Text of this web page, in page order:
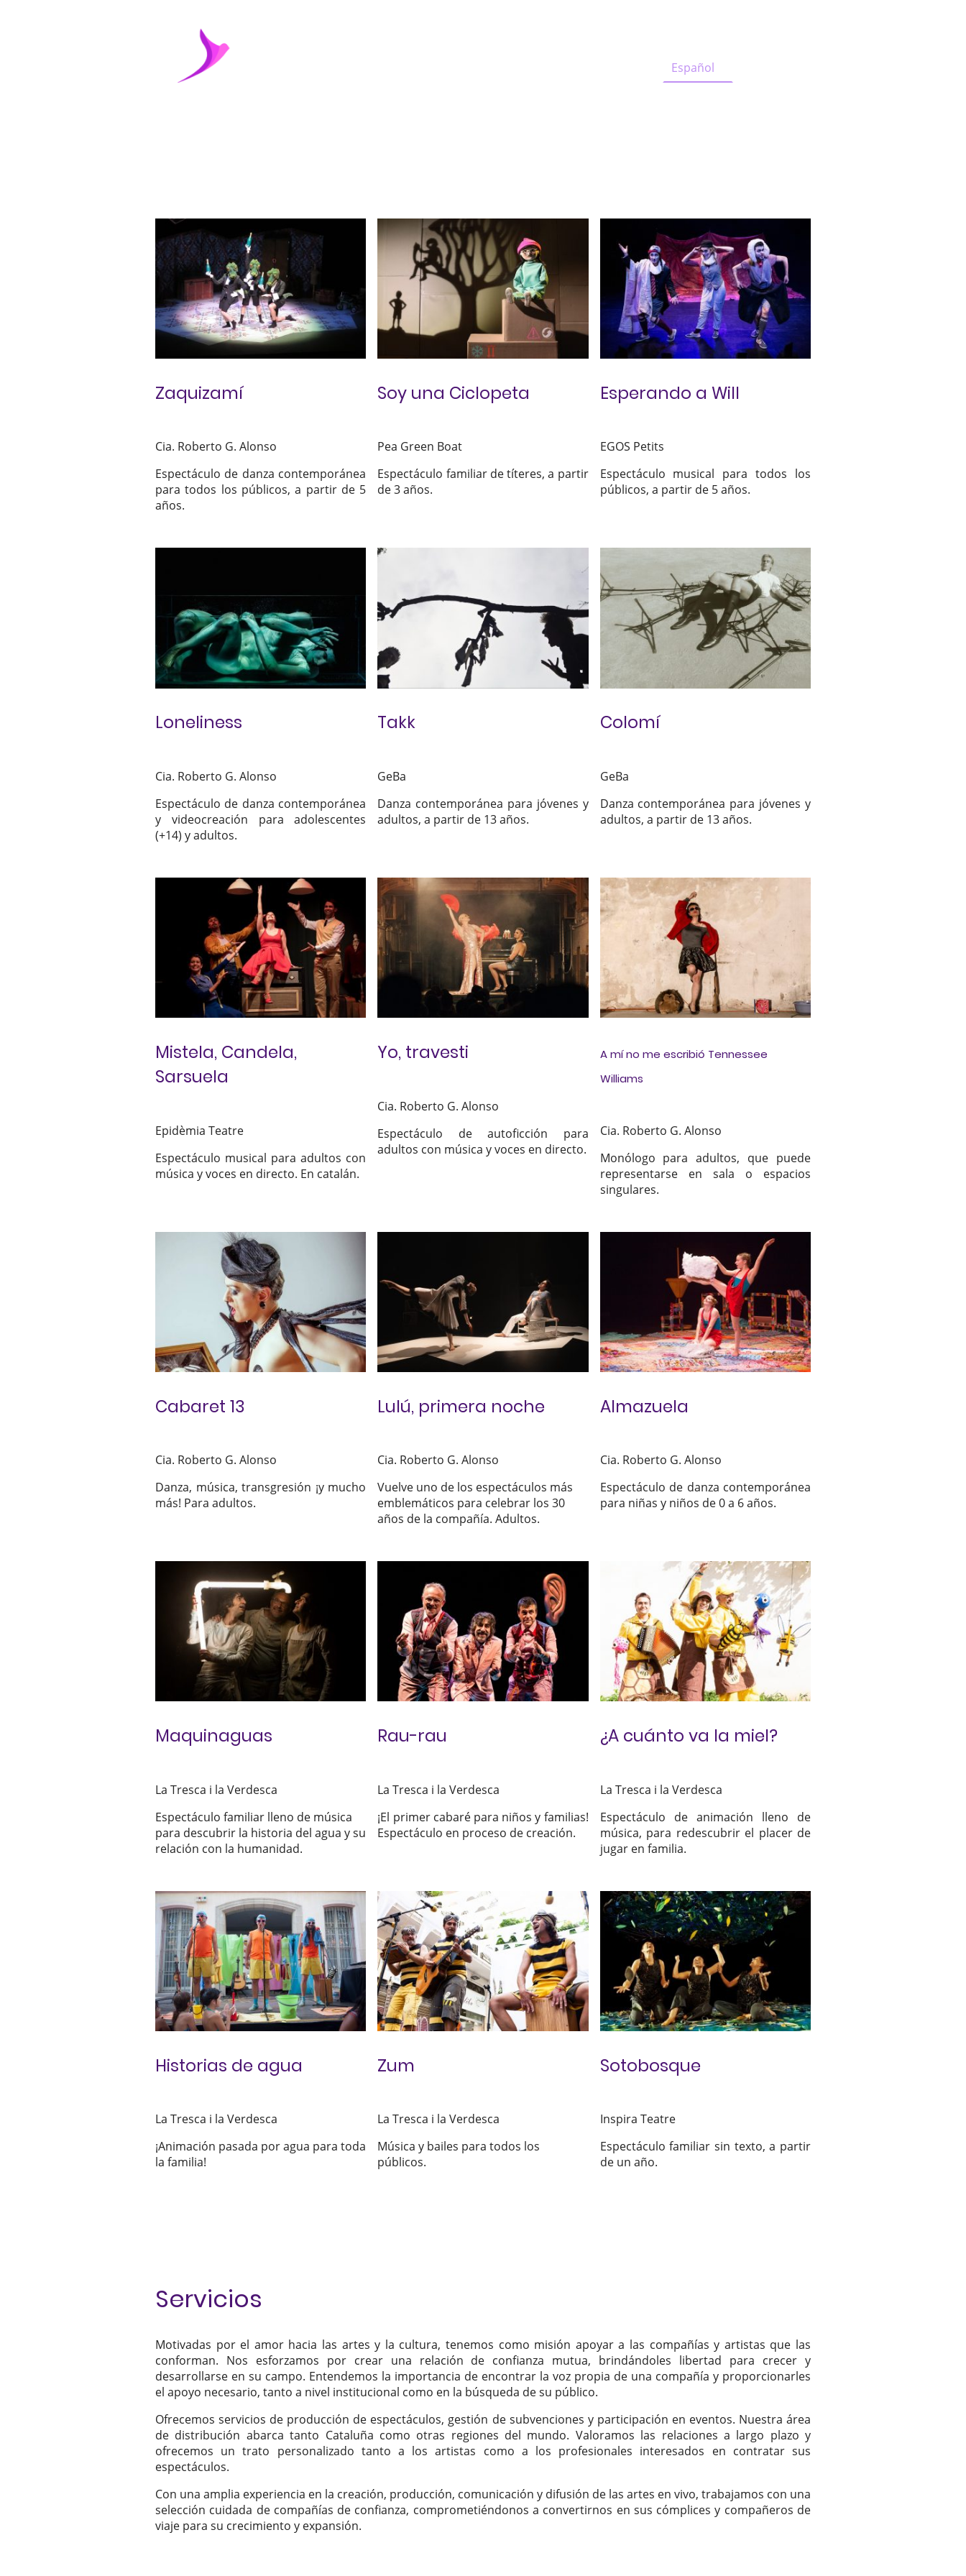
Español
Zaquizamí
Cia. Roberto G. Alonso
Espectáculo de danza contemporánea
para todos los públicos, a partir de 5
años.
Soy una Ciclopeta
Pea Green Boat
Espectáculo familiar de títeres, a partir
de 3 años.
Esperando a Will
EGOS Petits
Espectáculo musical para todos los
públicos, a partir de 5 años.
Loneliness
Cia. Roberto G. Alonso
Espectáculo de danza contemporánea
y videocreación para adolescentes
(+14) y adultos.
Takk
GeBa
Danza contemporánea para jóvenes y
adultos, a partir de 13 años.
Colomí
GeBa
Danza contemporánea para jóvenes y
adultos, a partir de 13 años.
Mistela, Candela,
Sarsuela
Epidèmia Teatre
Espectáculo musical para adultos con
música y voces en directo. En catalán.
Yo, travesti
Cia. Roberto G. Alonso
Espectáculo de autoficción para
adultos con música y voces en directo.
A mí no me escribió Tennessee
Williams
Cia. Roberto G. Alonso
Monólogo para adultos, que puede
representarse en sala o espacios
singulares.
Cabaret 13
Cia. Roberto G. Alonso
Danza, música, transgresión ¡y mucho
más! Para adultos.
Lulú, primera noche
Cia. Roberto G. Alonso
Vuelve uno de los espectáculos más
emblemáticos para celebrar los 30
años de la compañía. Adultos.
Almazuela
Cia. Roberto G. Alonso
Espectáculo de danza contemporánea
para niñas y niños de 0 a 6 años.
Maquinaguas
La Tresca i la Verdesca
Espectáculo familiar lleno de música
para descubrir la historia del agua y su
relación con la humanidad.
Rau-rau
La Tresca i la Verdesca
¡El primer cabaré para niños y familias!
Espectáculo en proceso de creación.
¿A cuánto va la miel?
La Tresca i la Verdesca
Espectáculo de animación lleno de
música, para redescubrir el placer de
jugar en familia.
Historias de agua
La Tresca i la Verdesca
¡Animación pasada por agua para toda
la familia!
Zum
La Tresca i la Verdesca
Música y bailes para todos los
públicos.
Sotobosque
Inspira Teatre
Espectáculo familiar sin texto, a partir
de un año.
Servicios
Motivadas por el amor hacia las artes y la cultura, tenemos como misión apoyar a las compañías y artistas que las
conforman. Nos esforzamos por crear una relación de confianza mutua, brindándoles libertad para crecer y
desarrollarse en su campo. Entendemos la importancia de encontrar la voz propia de una compañía y proporcionarles
el apoyo necesario, tanto a nivel institucional como en la búsqueda de su público.
Ofrecemos servicios de producción de espectáculos, gestión de subvenciones y participación en eventos. Nuestra área
de distribución abarca tanto Cataluña como otras regiones del mundo. Valoramos las relaciones a largo plazo y
ofrecemos un trato personalizado tanto a los artistas como a los profesionales interesados en contratar sus
espectáculos.
Con una amplia experiencia en la creación, producción, comunicación y difusión de las artes en vivo, trabajamos con una
selección cuidada de compañías de confianza, comprometiéndonos a convertirnos en sus cómplices y compañeros de
viaje para su crecimiento y expansión.